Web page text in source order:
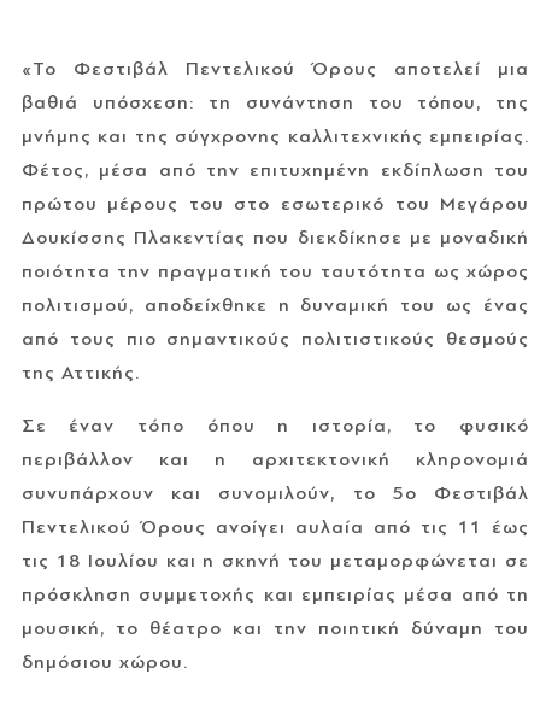
«Το Φεστιβάλ Πεντελικού Όρους αποτελεί μια
βαθιά υπόσχεση: τη συνάντηση του τόπου, της
μνήμης και της σύγχρονης καλλιτεχνικής εμπειρίας.
Φέτος, μέσα από την επιτυχημένη εκδίπλωση του
πρώτου μέρους του στο εσωτερικό του Μεγάρου
Δουκίσσης Πλακεντίας που διεκδίκησε με μοναδική
ποιότητα την πραγματική του ταυτότητα ως χώρος
πολιτισμού, αποδείχθηκε η δυναμική του ως ένας
από τους πιο σημαντικούς πολιτιστικούς θεσμούς
της Αττικής.
Σε έναν τόπο όπου η ιστορία, το φυσικό
περιβάλλον και η αρχιτεκτονική κληρονομιά
συνυπάρχουν και συνομιλούν, το 5ο Φεστιβάλ
Πεντελικού Όρους ανοίγει αυλαία από τις 11 έως
τις 18 Ιουλίου και η σκηνή του μεταμορφώνεται σε
πρόσκληση συμμετοχής και εμπειρίας μέσα από τη
μουσική, το θέατρο και την ποιητική δύναμη του
δημόσιου χώρου.